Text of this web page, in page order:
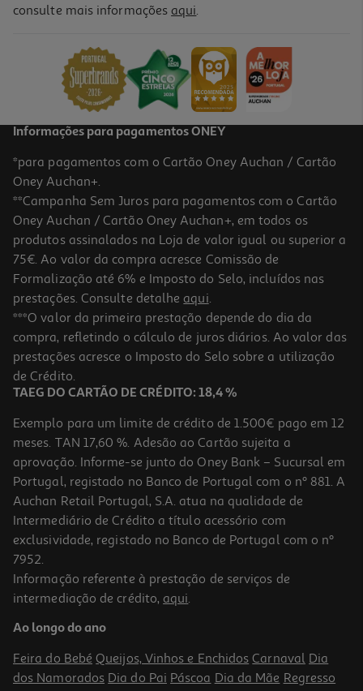
Cocktail Trio Auchan Gourmet 250 G
5.0
Mistura Frutos Secos Polegar Party 500 G
7.98 €/Kg
3,99 €
Mistura Salgada Frusel Balde 400 G
9.98 €/Kg
3,99 €
consulte mais informações aqui.
Informações para pagamentos ONEY
*para pagamentos com o Cartão Oney Auchan / Cartão
Oney Auchan+.
**Campanha Sem Juros para pagamentos com o Cartão
Oney Auchan / Cartão Oney Auchan+, em todos os
produtos assinalados na Loja de valor igual ou superior a
75€. Ao valor da compra acresce Comissão de
Formalização até 6% e Imposto do Selo, incluídos nas
prestações. Consulte detalhe aqui.
***O valor da primeira prestação depende do dia da
compra, refletindo o cálculo de juros diários. Ao valor das
prestações acresce o Imposto do Selo sobre a utilização
de Crédito.
TAEG DO CARTÃO DE CRÉDITO: 18,4 %
Exemplo para um limite de crédito de 1.500€ pago em 12
meses. TAN 17,60 %. Adesão ao Cartão sujeita a
aprovação. Informe-se junto do Oney Bank – Sucursal em
Portugal, registado no Banco de Portugal com o nº 881. A
Auchan Retail Portugal, S.A. atua na qualidade de
Intermediário de Crédito a título acessório com
exclusividade, registado no Banco de Portugal com o nº
7952.
Informação referente à prestação de serviços de
intermediação de crédito, aqui.
Ao longo do ano
Feira do Bebé Queijos, Vinhos e Enchidos Carnaval Dia
dos Namorados Dia do Pai Páscoa Dia da Mãe Regresso